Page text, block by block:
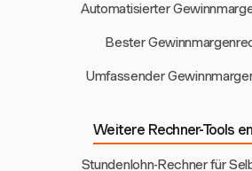
Automatisierter
Bester
Umfassender
Weitere Rechner-Tools
Stundenlohn-Rechner für